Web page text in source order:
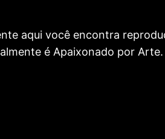
aqui você encontra
é Apaixonado por